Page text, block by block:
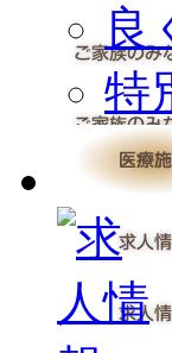
良
特